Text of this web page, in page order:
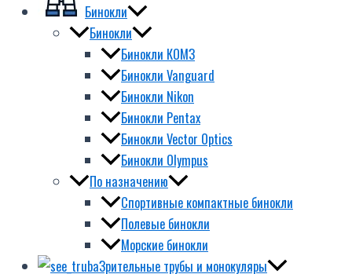
Бинокли
Бинокли
Бинокли КОМЗ
Бинокли Vanguard
Бинокли Nikon
Бинокли Pentax
Бинокли Vector Optics
Бинокли Olympus
По назначению
Спортивные компактные бинокли
Полевые бинокли
Морские бинокли
Зрительные трубы и монокуляры